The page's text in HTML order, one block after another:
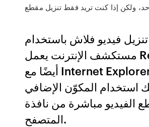
فيديو فلاش باستخدام
مستكشف الإنترنت يعمل RealPlayer
أيضًا مع Internet Explorer (IE)
استخدام المكوّن الإضافي
الفيديو مباشرة من نافذة
المتصفح.